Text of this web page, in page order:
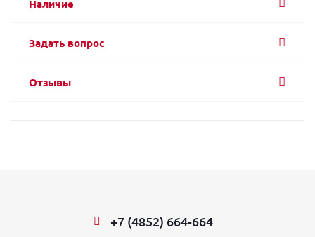
Наличие
Задать вопрос
Отзывы
+7 (4852) 664-664